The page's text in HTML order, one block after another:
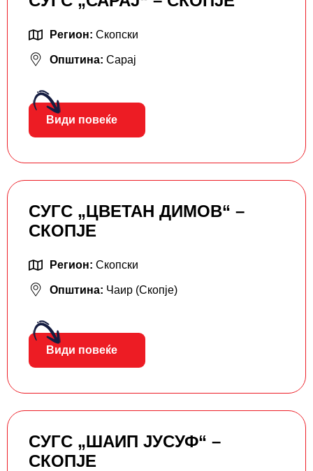
Регион: Скопски
Општина: Сарај
Види повеќе
СУГС „ЦВЕТАН ДИМОВ“ –
СКОПЈЕ
Регион: Скопски
Општина: Чаир (Скопје)
Види повеќе
СУГС „ШАИП ЈУСУФ“ –
СКОПЈЕ